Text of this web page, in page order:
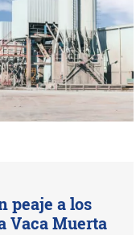
peaje a los
Vaca Muerta